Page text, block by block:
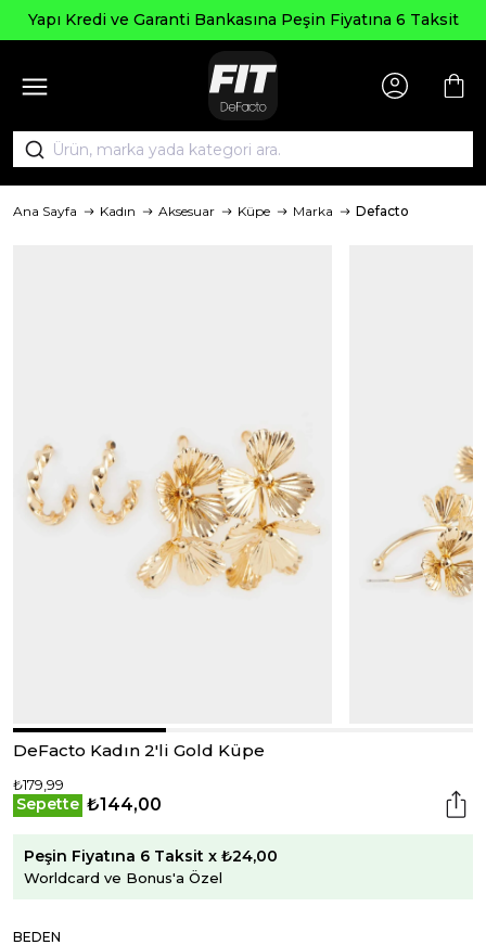
ve Garanti Bankasına Peşin Fiyatına 6 Taksit
Ana Sayfa Kadın Aksesuar Küpe Marka Defacto
DeFacto Kadın 2'li Gold Küpe
₺179,99
Sepette ₺144,00
Peşin Fiyatına 6 Taksit x ₺24,00
Worldcard ve Bonus'a Özel
BEDEN